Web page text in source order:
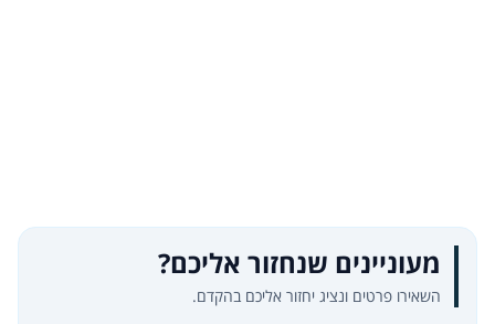
מעוניינים שנחזור אליכם?
השאירו פרטים ונציג יחזור אליכם בהקדם.